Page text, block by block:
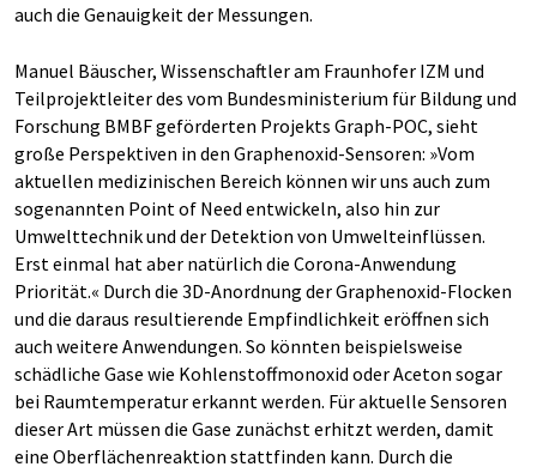
auch die Genauigkeit der Messungen.
Manuel Bäuscher, Wissenschaftler am Fraunhofer IZM und
Teilprojektleiter des vom Bundesministerium für Bildung und
Forschung BMBF geförderten Projekts Graph-POC, sieht
große Perspektiven in den Graphenoxid-Sensoren: »Vom
aktuellen medizinischen Bereich können wir uns auch zum
sogenannten Point of Need entwickeln, also hin zur
Umwelttechnik und der Detektion von Umwelteinflüssen.
Erst einmal hat aber natürlich die Corona-Anwendung
Priorität.« Durch die 3D-Anordnung der Graphenoxid-Flocken
und die daraus resultierende Empfindlichkeit eröffnen sich
auch weitere Anwendungen. So könnten beispielsweise
schädliche Gase wie Kohlenstoffmonoxid oder Aceton sogar
bei Raumtemperatur erkannt werden. Für aktuelle Sensoren
dieser Art müssen die Gase zunächst erhitzt werden, damit
eine Oberflächenreaktion stattfinden kann. Durch die